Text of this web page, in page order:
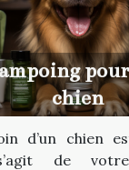
chien
d’un chien
de